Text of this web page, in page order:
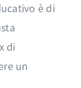
è di
di
un